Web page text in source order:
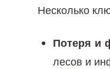
Несколько
Потеря и
лесов и